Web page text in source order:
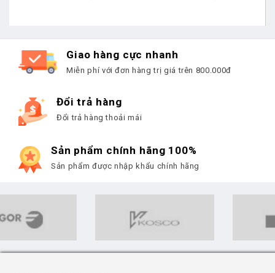
Giao hàng cực nhanh
Miễn phí với đơn hàng trị giá trên 800.000đ
Đổi trả hàng
Đổi trả hàng thoải mái
Sản phẩm chính hãng 100%
Sản phẩm được nhập khẩu chính hãng